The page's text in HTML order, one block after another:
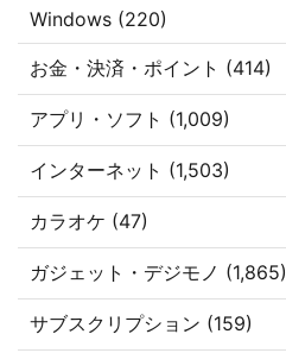
Windows (220)
お金・決済・ポイント (414)
アプリ・ソフト (1,009)
インターネット (1,503)
カラオケ (47)
ガジェット・デジモノ (1,865)
サブスクリプション (159)